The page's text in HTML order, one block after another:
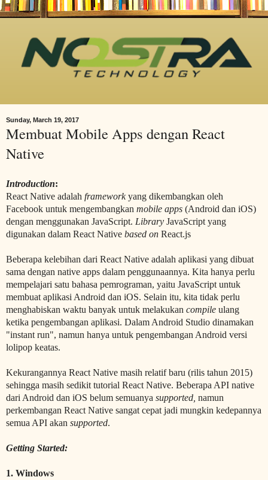
Sunday, March 19, 2017
Membuat Mobile Apps dengan React
Native
Introduction:
React Native adalah frameworkyang dikembangkan oleh
Facebook untuk mengembangkan mobile apps (Android dan iOS)
dengan menggunakan JavaScript. Library JavaScript yang
digunakan dalam React Native based on React.js
Beberapa kelebihan dari React Native adalah aplikasi yang dibuat
sama dengan native apps dalam penggunaannya. Kita hanya perlu
mempelajari satu bahasa pemrograman, yaitu JavaScript untuk
membuat aplikasi Android dan iOS. Selain itu, kita tidak perlu
menghabiskan waktu banyak untuk melakukan compile ulang
ketika pengembangan aplikasi. Dalam Android Studio dinamakan
"instant run", namun hanya untuk pengembangan Android versi
lolipop keatas.
Kekurangannya React Native masih relatif baru (rilis tahun 2015)
sehingga masih sedikit tutorial React Native. Beberapa API native
dari Android dan iOS belum semuanya supported, namun
perkembangan React Native sangat cepat jadi mungkin kedepannya
semua API akan supported.
Getting Started:
1. Windows